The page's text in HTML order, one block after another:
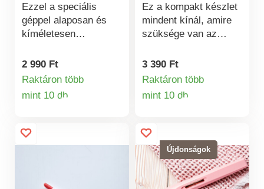
Ezzel a speciális
géppel alaposan és
kíméletesen
bőrkeményedéseket.
Kényelmesen
és védi a sérülésekkel
2 990 Ft
Raktáron több
mint 10 dbTermékinformációk
Ez a kompakt készlet
mindent kínál, amire
szüksége van az
ápolt körmökhöz.
Tartalmaz egy
körömcsipeszt a
reszelőt és egy
speciális szerszámot.
Ideális vastag vagy
nehezen hozzáférhető
körmökhöz. Vastag
3 390 Ft
Raktáron több
mint 10 db
Újdonságok